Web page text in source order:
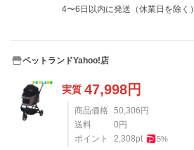
4〜6日以内に発送（休業日を除く）
ペットランドYahoo!店
実質 47,998円
商品価格 50,306 円
送料
0 円
ポイント
2,308pt 5%